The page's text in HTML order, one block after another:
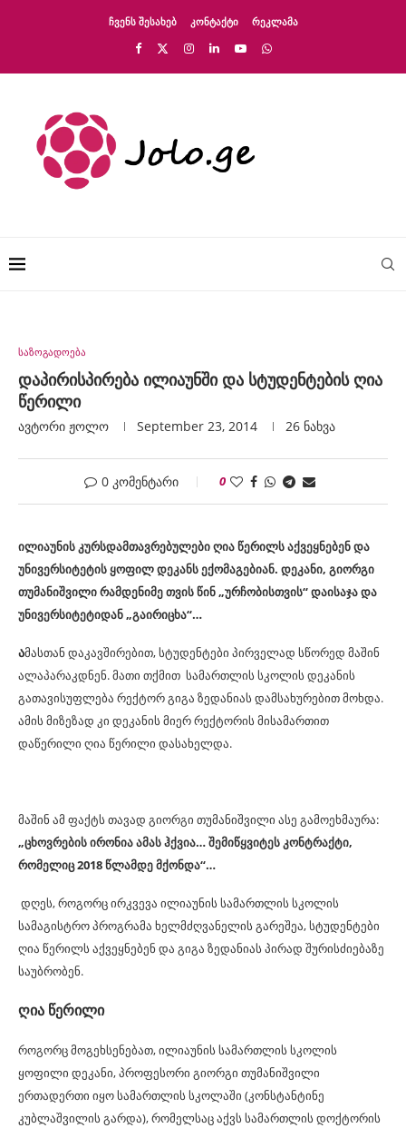
ᲩᲕᲔᲜᲡ ᲨᲔᲡᲐᲮᲔᲑ ᲙᲝᲜᲢᲐᲥᲢᲘ ᲠᲔᲙᲚᲐᲛᲐ
საზოგადოება
დაპირისპირება ილიაუნში და სტუდენტების ღია
წერილი
ავტორი Ჟოლო September 23, 2014 26 ნახვა
0 კომენტარი 0
ილიაუნის კურსდამთავრებულები ღია წერილს აქვეყნებენ და
უნივერსიტეტის ყოფილ დეკანს ექომაგებიან. დეკანი, გიორგი
თუმანიშვილი რამდენიმე თვის წინ „ურჩობისთვის“ დაისაჯა და
უნივერსიტეტიდან „გაირიცხა“…
ამასთან დაკავშირებით, სტუდენტები პირველად სწორედ მაშინ
ალაპარაკდნენ. მათი თქმით სამართლის სკოლის დეკანის
გათავისუფლება რექტორ გიგა ზედანიას დამსახურებით მოხდა.
ამის მიზეზად კი დეკანის მიერ რექტორის მისამართით
დაწერილი ღია წერილი დასახელდა.
მაშინ ამ ფაქტს თავად გიორგი თუმანიშვილი ასე გამოეხმაურა:
„ცხოვრების ირონია ამას ჰქვია… შემიწყვიტეს კონტრაქტი,
რომელიც 2018 წლამდე მქონდა“…
დღეს, როგორც ირკვევა ილიაუნის სამართლის სკოლის
სამაგისტრო პროგრამა ხელმძღვანელის გარეშეა, სტუდენტები
ღია წერილს აქვეყნებენ და გიგა ზედანიას პირად შურისძიებაზე
საუბრობენ.
ღია წერილი
როგორც მოგეხსენებათ, ილიაუნის სამართლის სკოლის
ყოფილი დეკანი, პროფესორი გიორგი თუმანიშვილი
ერთადერთი იყო სამართლის სკოლაში (კონსტანტინე
კუბლაშვილის გარდა), რომელსაც აქვს სამართლის დოქტორის